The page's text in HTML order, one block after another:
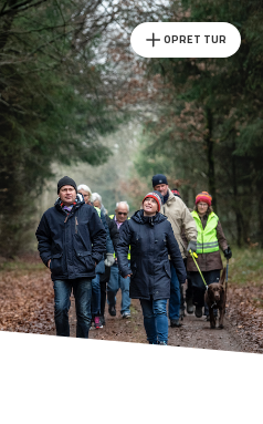
OPRET TUR